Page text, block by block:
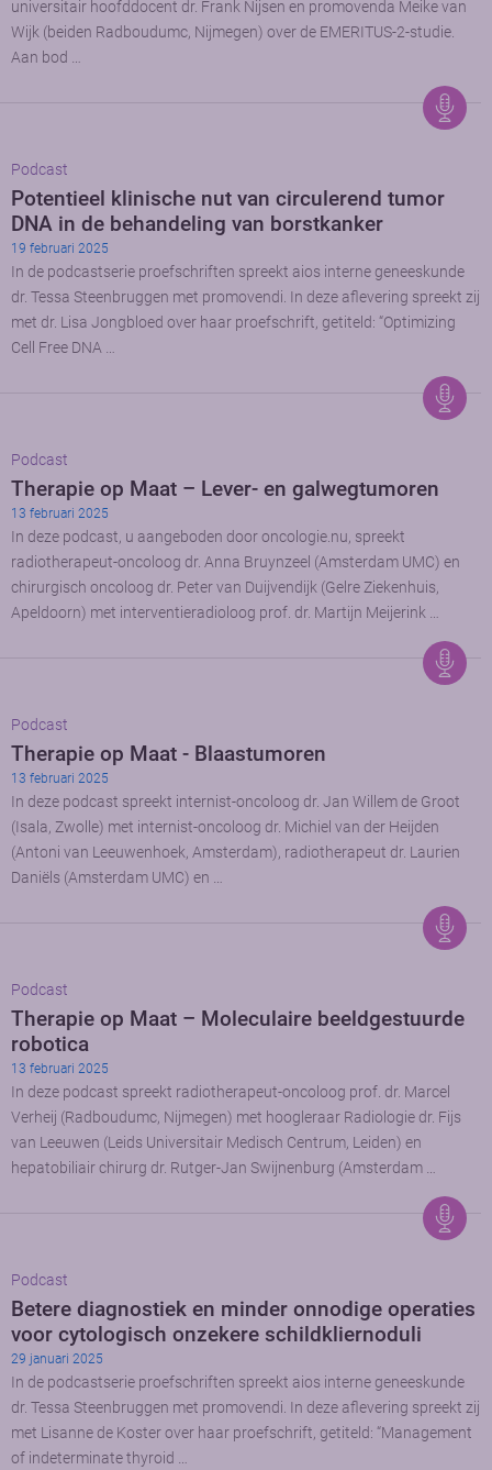
universitair hoofddocent dr. Frank Nijsen en promovenda Meike van
Wijk (beiden Radboudumc, Nijmegen) over de EMERITUS-2-studie.
Aan bod …
Podcast
Potentieel klinische nut van circulerend tumor
DNA in de behandeling van borstkanker
19 februari 2025
In de podcastserie proefschriften spreekt aios interne geneeskunde
dr. Tessa Steenbruggen met promovendi. In deze aflevering spreekt zij
met dr. Lisa Jongbloed over haar proefschrift, getiteld: “Optimizing
Cell Free DNA …
Podcast
Therapie op Maat – Lever- en galwegtumoren
13 februari 2025
In deze podcast, u aangeboden door oncologie.nu, spreekt
radiotherapeut-oncoloog dr. Anna Bruynzeel (Amsterdam UMC) en
chirurgisch oncoloog dr. Peter van Duijvendijk (Gelre Ziekenhuis,
Apeldoorn) met interventieradioloog prof. dr. Martijn Meijerink …
Podcast
Therapie op Maat - Blaastumoren
13 februari 2025
In deze podcast spreekt internist-oncoloog dr. Jan Willem de Groot
(Isala, Zwolle) met internist-oncoloog dr. Michiel van der Heijden
(Antoni van Leeuwenhoek, Amsterdam), radiotherapeut dr. Laurien
Daniëls (Amsterdam UMC) en …
Podcast
Therapie op Maat – Moleculaire beeldgestuurde
robotica
13 februari 2025
In deze podcast spreekt radiotherapeut-oncoloog prof. dr. Marcel
Verheij (Radboudumc, Nijmegen) met hoogleraar Radiologie dr. Fijs
van Leeuwen (Leids Universitair Medisch Centrum, Leiden) en
hepatobiliair chirurg dr. Rutger-Jan Swijnenburg (Amsterdam …
Podcast
Betere diagnostiek en minder onnodige operaties
voor cytologisch onzekere schildkliernoduli
29 januari 2025
In de podcastserie proefschriften spreekt aios interne geneeskunde
dr. Tessa Steenbruggen met promovendi. In deze aflevering spreekt zij
met Lisanne de Koster over haar proefschrift, getiteld: “Management
of indeterminate thyroid …